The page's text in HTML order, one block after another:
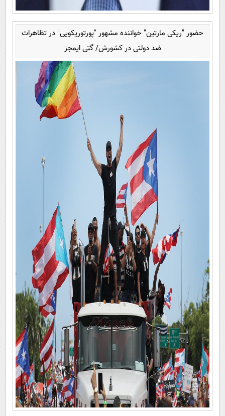
حضور "ریکی مارتین" خواننده مشهور "پورتوریکویی" در تظاهرات
ضد دولتی در کشورش/ گتی ایمجز